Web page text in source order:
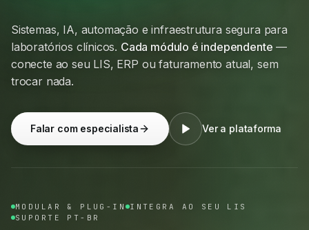
Sistemas, IA, automação e infraestrutura segura para
laboratórios clínicos. Cada módulo é independente —
conecte ao seu LIS, ERP ou faturamento atual, sem
trocar nada.
Falar com especialista Ver a plataforma
MODULAR & PLUG-IN INTEGRA AO SEU LIS
SUPORTE PT-BR